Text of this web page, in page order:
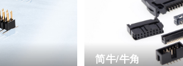
简牛/牛角